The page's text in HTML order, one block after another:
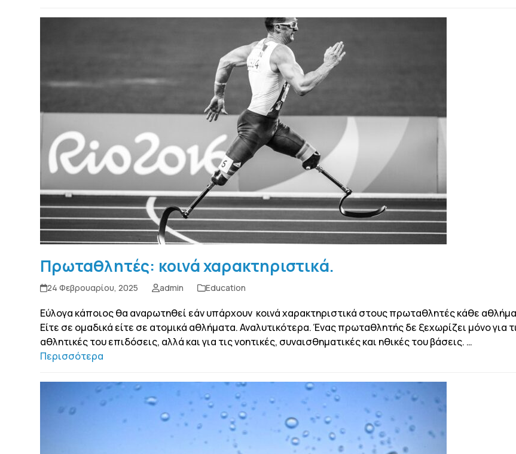
Πρωταθλητές: κοινά χαρακτηριστικά.
24 Φεβρουαρίου, 2025 admin Education
Εύλογα κάποιος θα αναρωτηθεί εάν υπάρχουν κοινά χαρακτηριστικά στους πρωταθλητές κάθε
Είτε σε ομαδικά είτε σε ατομικά αθλήματα. Αναλυτικότερα. Ένας πρωταθλητής δε ξεχωρίζει μόνο για
αθλητικές του επιδόσεις, αλλά και για τις νοητικές, συναισθηματικές και ηθικές του βάσεις. …
Περισσότερα